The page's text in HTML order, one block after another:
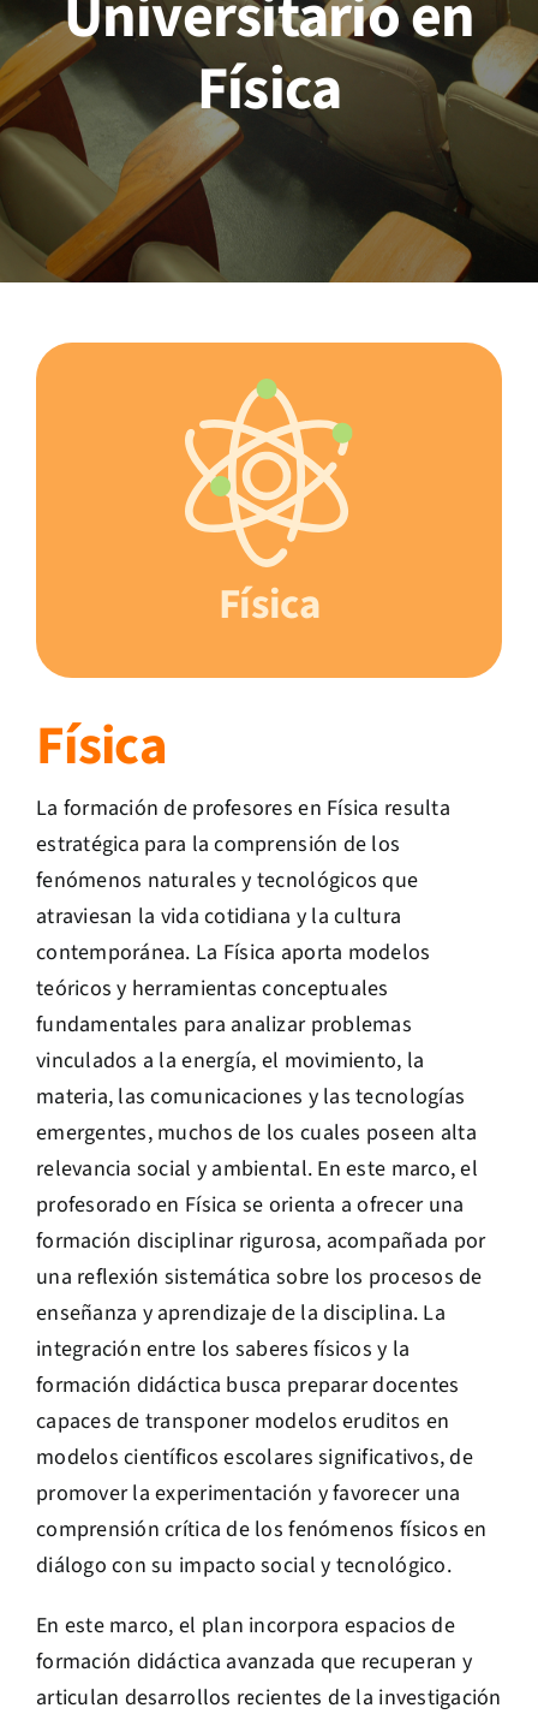
Académico
Docentes
Investigación
Contacto
Universitario en
Física
Física
Física
La formación de profesores en Física resulta
estratégica para la comprensión de los
fenómenos naturales y tecnológicos que
atraviesan la vida cotidiana y la cultura
contemporánea. La Física aporta modelos
teóricos y herramientas conceptuales
fundamentales para analizar problemas
vinculados a la energía, el movimiento, la
materia, las comunicaciones y las tecnologías
emergentes, muchos de los cuales poseen alta
relevancia social y ambiental. En este marco, el
profesorado en Física se orienta a ofrecer una
formación disciplinar rigurosa, acompañada por
una reflexión sistemática sobre los procesos de
enseñanza y aprendizaje de la disciplina. La
integración entre los saberes físicos y la
formación didáctica busca preparar docentes
capaces de transponer modelos eruditos en
modelos científicos escolares significativos, de
promover la experimentación y favorecer una
comprensión crítica de los fenómenos físicos en
diálogo con su impacto social y tecnológico.
En este marco, el plan incorpora espacios de
formación didáctica avanzada que recuperan y
articulan desarrollos recientes de la investigación